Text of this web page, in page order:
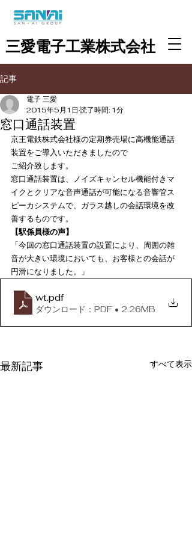
三愛電子工業株式会社
記事
窓口通話装置
電子 三愛
2015年5月1日 読了時間: 1分
京王電鉄株式会社様の定期券売場に高機能通話
装置をご導入いただきましたので
ご紹介致します。
窓口通話装置は、ノイズキャンセル機能付きマ
イクとクリアな音声通話が可能になる音響管ス
ピーカシステムで、ガラス越しの会話環境を改
善するものです。
【駅係員様の声】
「今回の窓口通話装置の設置により、周囲の雑
音が大きい環境においても、お客様との会話が
円滑になりました。」
wt.pdf
ダウンロード：PDF • 2.26MB
最新記事 すべて表示